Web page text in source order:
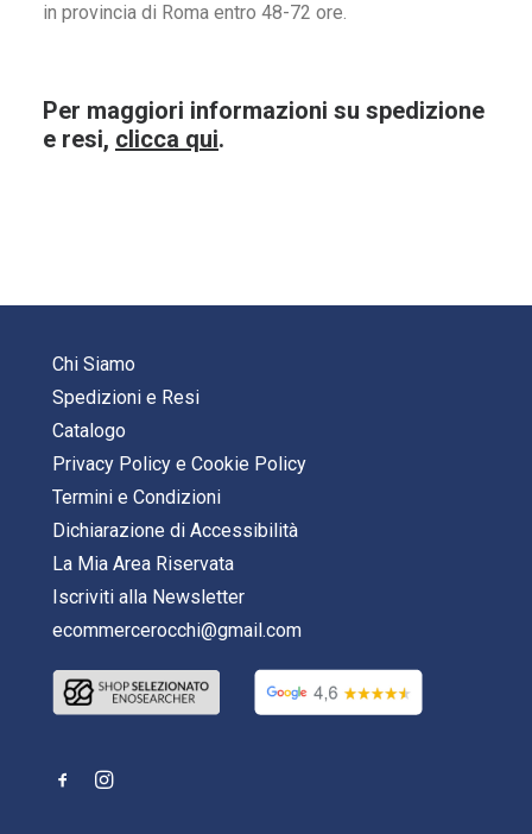
in provincia di Roma entro 48-72 ore.
Per maggiori informazioni su spedizione
e resi, clicca qui.
Chi Siamo
Spedizioni e Resi
Catalogo
Privacy Policy e Cookie Policy
Termini e Condizioni
Dichiarazione di Accessibilità
La Mia Area Riservata
Iscriviti alla Newsletter
ecommercerocchi@gmail.com